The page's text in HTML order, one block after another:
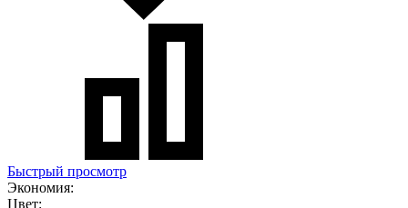
Быстрый просмотр
Экономия:
Цвет: